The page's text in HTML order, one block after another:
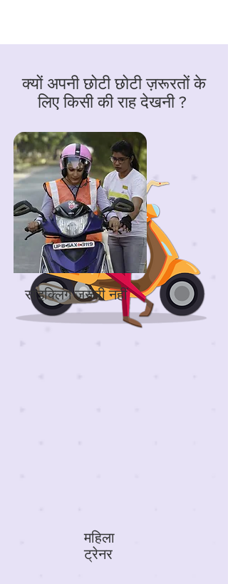
क्यों अपनी छोटी छोटी ज़रूरतों के
लिए किसी की राह देखनी ?
साइक्लिंग ज़रूरी नहीं
महिला
ट्रेनर